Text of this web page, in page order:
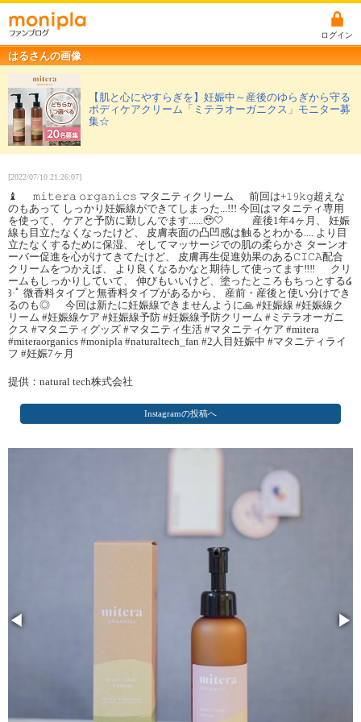
ログイン
はるさんの画像
【肌と⼼にやすらぎを】妊娠中～産後のゆらぎから守る
ボディケアクリーム「ミテラオーガニクス」モニター募
集☆
[2022/07/10 21:26:07]
♝ 𝚖𝚒𝚝𝚎𝚛𝚊 𝚘𝚛𝚐𝚊𝚗𝚒𝚌𝚜 マタニティクリーム 前回は+𝟷𝟿𝚔𝚐超えな
のもあって しっかり妊娠線ができてしまった...!!! 今回はマタニティ専用
を使って、 ケアと予防に勤しんでます......🥹🤍 産後1年4ヶ月、 妊娠
線も目立たなくなったけど、 皮膚表面の凸凹感は触るとわかる.... より目
立たなくするために保湿、 そしてマッサージでの肌の柔らかさ ターンオ
ーバー促進を心がけてきてたけど、 皮膚再生促進効果のある𝙲𝙸𝙲𝙰配合
クリームをつかえば、 より良くなるかなと期待して使ってます‼︎‼︎ クリ
ームもしっかりしていて、 伸びもいいけど、塗ったところもちっとする໒
꒱·ﾟ 微香料タイプと無香料タイプがあるから、 産前・産後と使い分けでき
るのも◎ 今回は新たに妊娠線できませんように🙏 #妊娠線 #妊娠線ク
リーム #妊娠線ケア #妊娠線予防 #妊娠線予防クリーム #ミテラオーガニ
クス #マタニティグッズ #マタニティ生活 #マタニティケア #mitera
#miteraorganics #monipla #naturaltech_fan #2人目妊娠中 #マタニティライ
フ #妊娠7ヶ月
提供：natural tech株式会社
Instagramの投稿へ
◀ ▶